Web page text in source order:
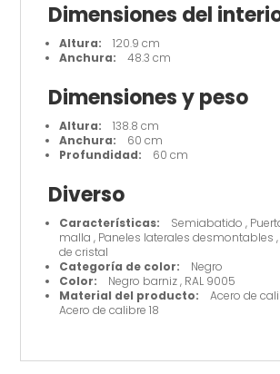
Dimensiones del
Altura: 120.9 cm
Anchura: 48.3 cm
Dimensiones y peso
Altura: 138.8 cm
Anchura: 60 cm
Profundidad: 60 cm
Diverso
Características: Semiabatido ,
malla , Paneles laterales desmontables
de cristal
Categoría de color: Negro
Color: Negro barniz , RAL 9005
Material del producto: Acero de
Acero de calibre 18